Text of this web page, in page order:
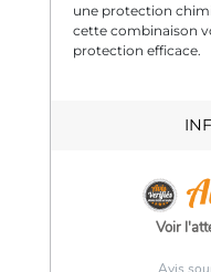
une protection
cette combinaison
protection efficace.
Voir